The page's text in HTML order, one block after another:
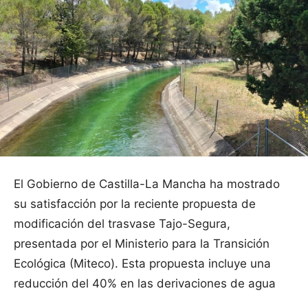
El Gobierno de Castilla-La Mancha ha mostrado
su satisfacción por la reciente propuesta de
modificación del trasvase Tajo-Segura,
presentada por el Ministerio para la Transición
Ecológica (Miteco). Esta propuesta incluye una
reducción del 40% en las derivaciones de agua